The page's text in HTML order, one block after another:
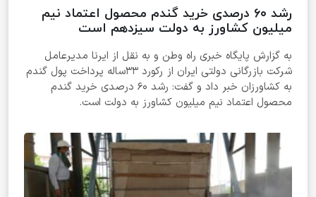
رشد ۶۰ درصدی خرید گندم محصول اعتماد نیم
میلیون کشاورز به دولت سیزدهم است
به گزارش پایگاه خبری راه وطن و به نقل از ایرنا مدیرعامل
شرکت بازرگانی دولتی ایران از رکورد ۳۳ساله پرداخت پول گندم
به کشاورزان خبر داد و گفت: رشد ۶۰ درصدی خرید گندم
محصول اعتماد نیم میلیون کشاورز به دولت است.